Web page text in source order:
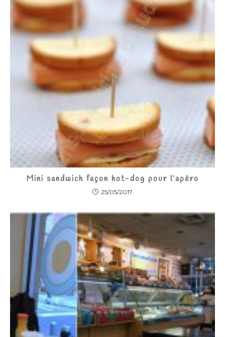
Mini sandwich façon hot-dog pour l’apéro
25/05/2017